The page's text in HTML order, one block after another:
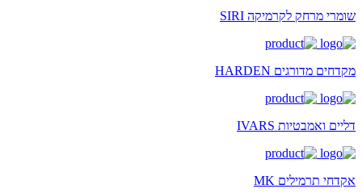
שומרי מרחק לקרמיקה SIRI
מקדחים מדורגים HARDEN
דליים ואמבטיות IVARS
אקדחי תרמילים MK